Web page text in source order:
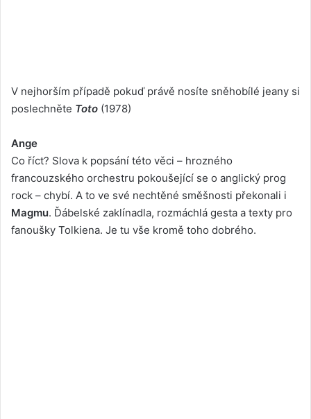
V nejhorším případě pokuď právě nosíte sněhobílé jeany si
poslechněte Toto (1978)
Ange
Co říct? Slova k popsání této věci – hrozného
francouzského orchestru pokoušející se o anglický prog
rock – chybí. A to ve své nechtěné směšnosti překonali i
Magmu. Ďábelské zaklínadla, rozmáchlá gesta a texty pro
fanoušky Tolkiena. Je tu vše kromě toho dobrého.